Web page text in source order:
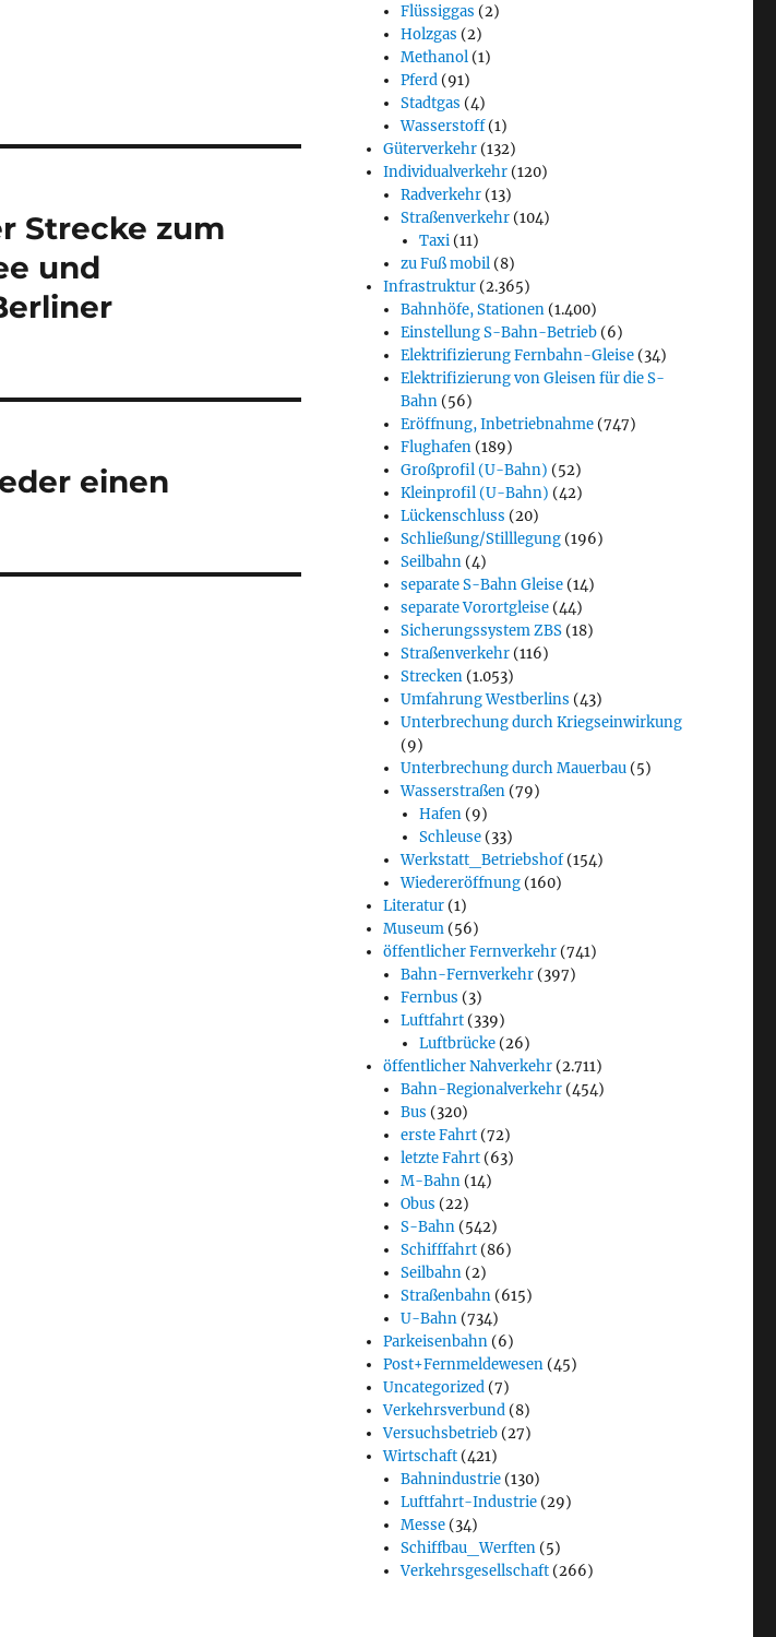
Strecke zum
und
einen
Flüssiggas (2)
Holzgas (2)
Methanol (1)
Pferd (91)
Stadtgas (4)
Wasserstoff(1)
Güterverkehr (132)
Individualverkehr (120)
Radverkehr (13)
Straßenverkehr (104)
Taxi(11)
zu Fuß mobil (8)
Infrastruktur (2.365)
Bahnhöfe, Stationen (1.400)
Einstellung S-Bahn-Betrieb (6)
Elektrifizierung Fernbahn-Gleise (34)
Elektrifizierung von Gleisen für die S-
Bahn (56)
Eröffnung, Inbetriebnahme (747)
Flughafen (189)
Großprofil (U-Bahn) (52)
Kleinprofil (U-Bahn) (42)
Lückenschluss (20)
Schließung/Stilllegung (196)
Seilbahn (4)
separate S-Bahn Gleise (14)
separate Vorortgleise (44)
Sicherungssystem ZBS (18)
Straßenverkehr (116)
Strecken (1.053)
Umfahrung Westberlins (43)
Unterbrechung durch Kriegseinwirkung
(9)
Unterbrechung durch Mauerbau (5)
Wasserstraßen (79)
Hafen(9)
Schleuse(33)
Werkstatt_Betriebshof(154)
Wiedereröffnung (160)
Literatur (1)
Museum (56)
öffentlicher Fernverkehr (741)
Bahn-Fernverkehr (397)
Fernbus (3)
Luftfahrt (339)
Luftbrücke(26)
öffentlicher Nahverkehr (2.711)
Bahn-Regionalverkehr (454)
Bus (320)
erste Fahrt (72)
letzte Fahrt (63)
M-Bahn (14)
Obus (22)
S-Bahn (542)
Schifffahrt (86)
Seilbahn (2)
Straßenbahn (615)
U-Bahn (734)
Parkeisenbahn (6)
Post+Fernmeldewesen (45)
Uncategorized (7)
Verkehrsverbund (8)
Versuchsbetrieb (27)
Wirtschaft (421)
Bahnindustrie (130)
Luftfahrt-Industrie (29)
Messe (34)
Schiffbau_Werften (5)
Verkehrsgesellschaft (266)